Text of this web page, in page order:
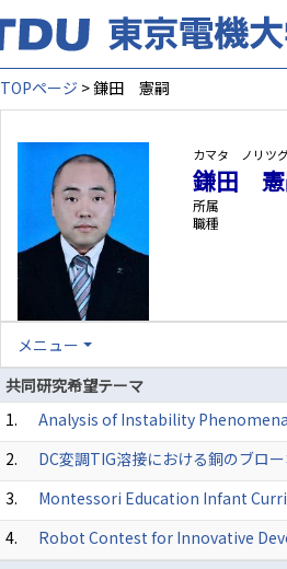
TOPページ > 鎌田 憲嗣
カマタ ノリツ
鎌田
所属
職種
メニュー
共同研究希望テーマ
1.
Analysis of Instability
2.
DC変調TIG溶接における銅のブロ
3.
Montessori Education Infant
4.
Robot Contest for Innovative